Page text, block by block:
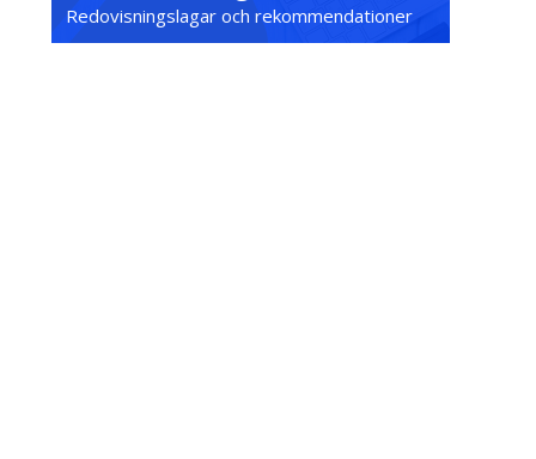
Redovisningslagar och rekommendationer